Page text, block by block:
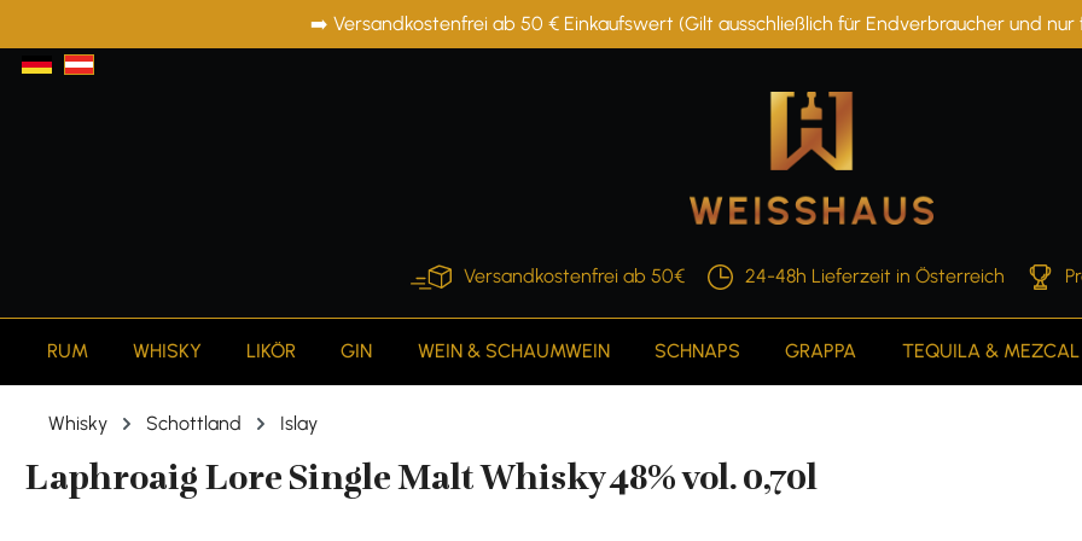
Zur Hauptnavigation springen➡️ Versandkostenfrei ab 50 € Einkaufswert (Gilt ausschließlich für Endverbraucher und
Versandkostenfrei ab 50€ 24-48h Lieferzeit in Österreich
RUM WHISKY LIKÖR GIN WEIN & SCHAUMWEIN SCHNAPS GRAPPA TEQUILA & MEZCAL
Whisky Schottland Islay
Laphroaig Lore Single Malt Whisky 48% vol. 0,70l